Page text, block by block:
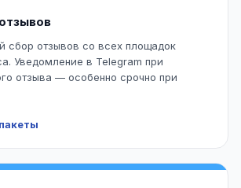
сбор отзывов со всех площадок
Уведомление в Telegram при
отзыва — особенно срочно при